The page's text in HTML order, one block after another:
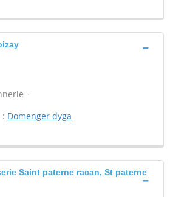
-
Domenger dyga
Saint paterne racan, St paterne